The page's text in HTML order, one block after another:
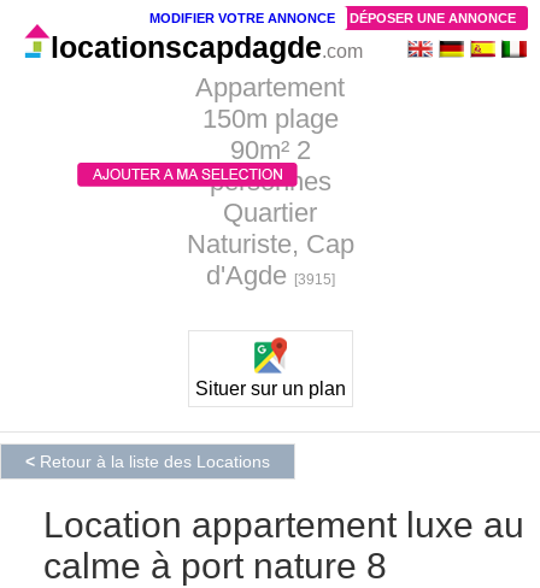
Appartement
150m plage
90m² 2
personnes
Quartier
Naturiste, Cap
d'Agde
[3915]
locationscapdagde.com
Situer sur un plan
< Retour à la liste des Locations
Location appartement luxe au
calme à port nature 8
DÉPOSER UNE ANNONCE
MODIFIER VOTRE ANNONCE